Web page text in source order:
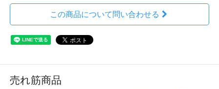
この商品について問い合わせる
売れ筋商品